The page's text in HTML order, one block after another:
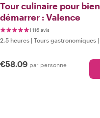
Tour culinaire pour bien
démarrer : Valence
1 116 avis
2,5 heures | Tours gastronomiques |
€58.09 par personne